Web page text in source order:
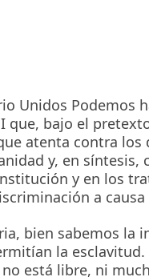
Unidos Podemos
que, bajo el
atenta contra los
y, en
y en los
a
bien sabemos la
la
está libre, ni